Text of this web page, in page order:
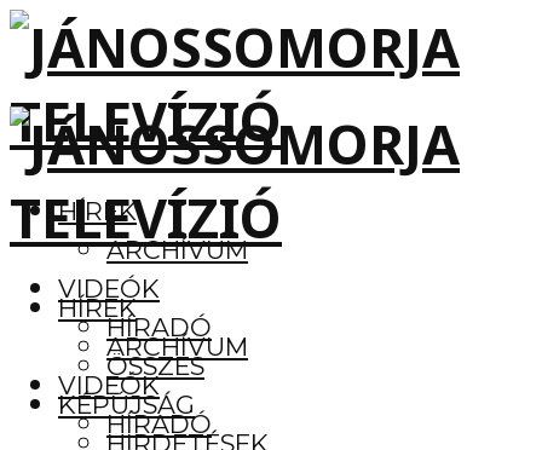
HÍREK
ARCHÍVUM
VIDEÓK
HÍRADÓ
ÖSSZES
KÉPÚJSÁG
HIRDETÉSEK
HÍREK
ARCHÍVUM
VIDEÓK
HÍRADÓ